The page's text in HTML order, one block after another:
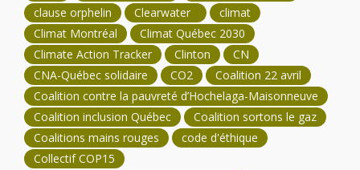
clause orphelin
Clearwater
climat
Climat Montréal
Climat Québec 2030
Climate Action Tracker
Clinton
CN
CNA-Québec solidaire
CO2
Coalition 22 avril
Coalition contre la pauvreté d’Hochelaga-Maisonneuve
Coalition inclusion Québec
Coalition sortons le gaz
Coalitions mains rouges
code d'éthique
Collectif COP15